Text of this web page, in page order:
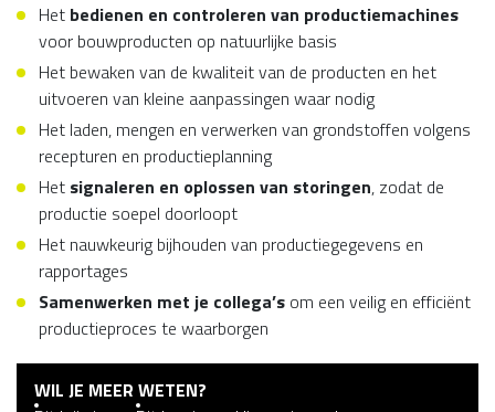
Het bedienen en controleren van productiemachines
voor bouwproducten op natuurlijke basis
Het bewaken van de kwaliteit van de producten en het
uitvoeren van kleine aanpassingen waar nodig
Het laden, mengen en verwerken van grondstoffen volgens
recepturen en productieplanning
Het signaleren en oplossen van storingen, zodat de
productie soepel doorloopt
Het nauwkeurig bijhouden van productiegegevens en
rapportages
Samenwerken met je collega’s om een veilig en efficiënt
productieproces te waarborgen
WIL JE MEER WETEN?